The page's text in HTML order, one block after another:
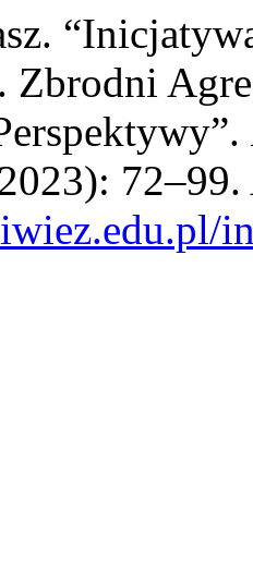
Zbrodni